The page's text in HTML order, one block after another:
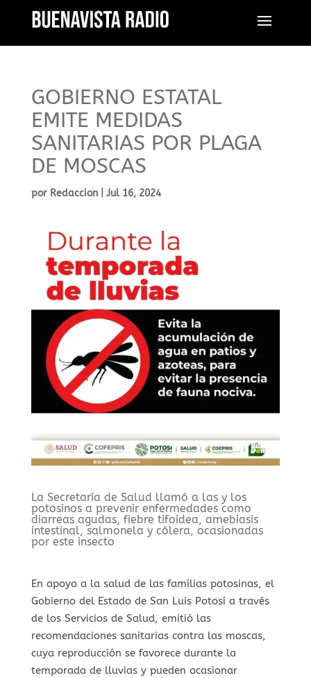
GOBIERNO ESTATAL
EMITE MEDIDAS
SANITARIAS POR PLAGA
DE MOSCAS
por Redaccion| Jul 16, 2024
La Secretaría de Salud llamó a las y los
potosinos a prevenir enfermedades como
diarreas agudas, fiebre tifoidea, amebiasis
intestinal, salmonela y cólera, ocasionadas
por este insecto
En apoyo a la salud de las familias potosinas, el
Gobierno del Estado de San Luis Potosí a través
de los Servicios de Salud, emitió las
recomendaciones sanitarias contra las moscas,
cuya reproducción se favorece durante la
temporada de lluvias y pueden ocasionar